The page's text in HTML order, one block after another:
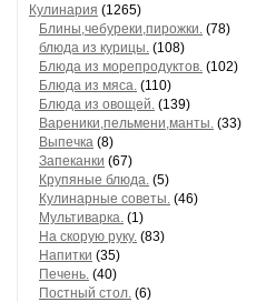
Кулинария (1265)
Блины,чебуреки,пирожки. (78)
блюда из курицы. (108)
Блюда из морепродуктов. (102)
Блюда из мяса. (110)
Блюда из овощей. (139)
Вареники,пельмени,манты. (33)
Выпечка (8)
Запеканки (67)
Крупяные блюда. (5)
Кулинарные советы. (46)
Мультиварка. (1)
На скорую руку. (83)
Напитки (35)
Печень. (40)
Постный стол. (6)